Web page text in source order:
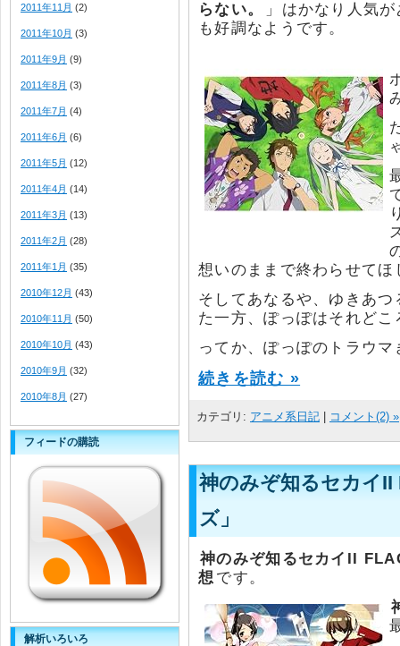
らない。
」はかなり人気
も好調なようです。
想いのままで終わらせてほ
そしてあなるや、ゆきあ
た一方、ぽっぽはそれど
ってか、ぽっぽのトラウ
続きを読む »
カテゴリ: アニメ系日記 コメント(2) »
神のみぞ知るセカイII
ズ」
神のみぞ知るセカイII
想 です。
2011年11月 (2)
2011年10月 (3)
2011年9月 (9)
2011年8月 (3)
2011年7月 (4)
2011年6月 (6)
2011年5月 (12)
2011年4月 (14)
2011年3月 (13)
2011年2月 (28)
2011年1月 (35)
2010年12月 (43)
2010年11月 (50)
2010年10月 (43)
2010年9月 (32)
2010年8月 (27)
フィードの購読
解析いろいろ